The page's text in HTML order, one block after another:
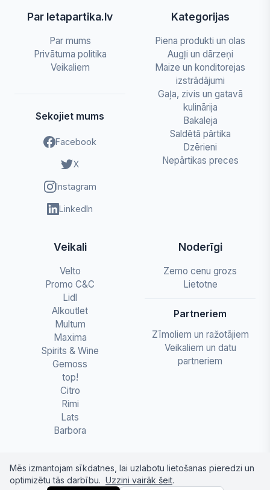
Par letapartika.lv
Par mums
Privātuma politika
Veikaliem
Sekojiet mums
Facebook
X
Instagram
LinkedIn
Kategorijas
Piena produkti un olas
Augļi un dārzeņi
Maize un konditorejas
izstrādājumi
Gaļa, zivis un gatavā
kulinārija
Bakaleja
Saldētā pārtika
Dzērieni
Nepārtikas preces
Veikali
Velto
Promo C&C
Lidl
Alkoutlet
Multum
Maxima
Spirits & Wine
Gemoss
top!
Citro
Rimi
Lats
Barbora
Noderīgi
Zemo cenu grozs
Lietotne
Partneriem
Zīmoliem un ražotājiem
Veikaliem un datu
partneriem
Mēs izmantojam sīkdatnes, lai uzlabotu lietošanas pieredzi un
optimizētu tās darbību. Uzzini vairāk šeit.